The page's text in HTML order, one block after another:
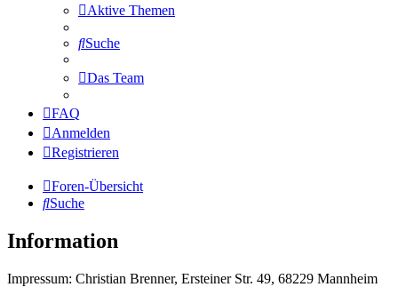
Aktive Themen
Suche
Das Team
FAQ
Anmelden
Registrieren
Foren-Übersicht
Suche
Information
Impressum: Christian Brenner, Ersteiner Str. 49, 68229 Mannheim